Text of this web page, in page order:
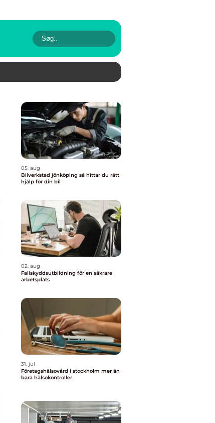
05. aug
Bilverkstad jönköping så hittar du rätt
hjälp för din bil
02. aug
Fallskyddsutbildning för en säkrare
arbetsplats
31. jul
Företagshälsovård i stockholm mer än
bara hälsokontroller